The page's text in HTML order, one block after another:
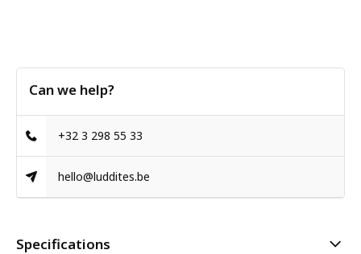
Can we help?
+32 3 298 55 33
hello@luddites.be
Specifications